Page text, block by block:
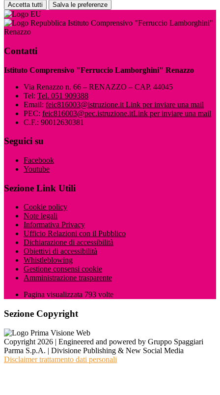
Accetta tutti Salva le preferenze
Istituto Comprensivo "Ferruccio Lamborghini"
Renazzo
Contatti
Istituto Comprensivo "Ferruccio Lamborghini" Renazzo
Via Renazzo n. 66 – RENAZZO – CAP. 44045
Tel: Tel. 051 909388
Email: feic816003@istruzione.it Link per inviare una mail
PEC: feic816003@pec.istruzione.itLink per inviare una mail
C.F.: 90012630381
Seguici su
Facebook
Youtube
Sezione Link Utili
Cookie policy
Note legali
Informativa Privacy
Ufficio Relazioni con il Pubblico
Dichiarazione di accessibilità
Obiettivi di accessibilità
Whistleblowing
Gestione consensi cookie
Amministrazione trasparente
Pagina visualizzata 793 volte
Sezione Copyright
Copyright 2026 | Engineered and powered by Gruppo Spaggiari
Parma S.p.A. | Divisione Publishing & New Social Media
Disclaimer trattamento dati personali